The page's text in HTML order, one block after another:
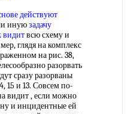
действуют
инуюзадачу
видитвсю схему и
глядя на комплекс
на рис. 38,
разорвать
сразу разорваны
15 и 13. Совсем по-
видит , если можно
и инцидентные ей